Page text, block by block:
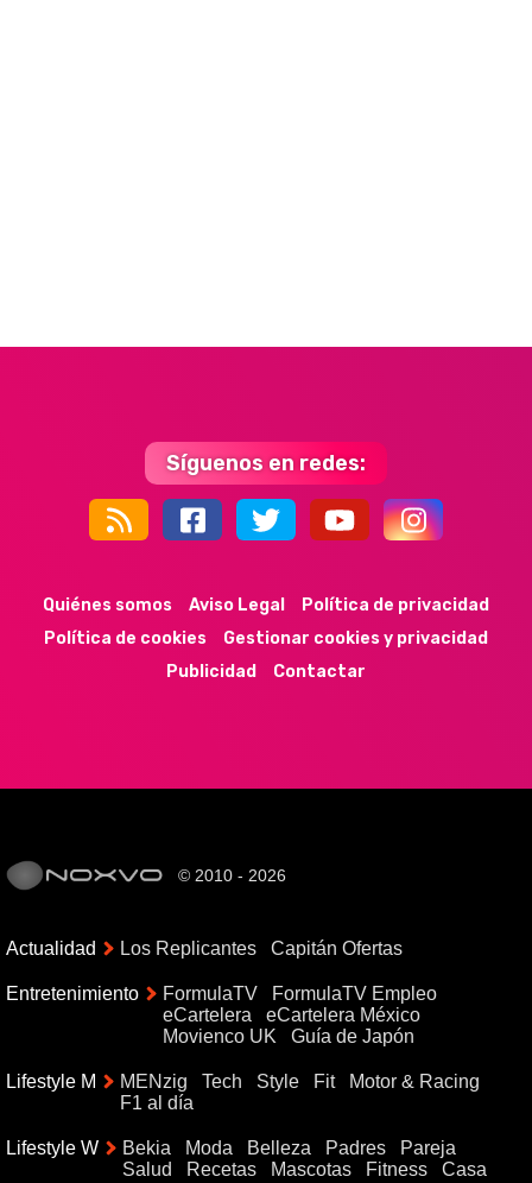
Síguenos en redes:
44k 9k 35k 352
Quiénes somos Aviso Legal
Política de privacidad
Política de cookies
Gestionar cookies y privacidad
Publicidad
Contactar
© 2010 - 2026
Actualidad Los Replicantes Capitán Ofertas
Entretenimiento FormulaTV
FormulaTV Empleo
eCartelera
eCartelera México
Movienco UK
Guía de Japón
Lifestyle M MENzig Tech Style Fit
Motor & Racing
F1 al día
Lifestyle W Bekia Moda Belleza Padres
Pareja
Salud
Recetas Mascotas Fitness
Casa